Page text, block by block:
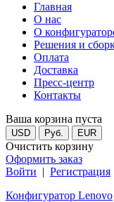
Главная
О нас
О
Решения и
Оплата
Доставка
Пресс-центр
Контакты
Ваша корзина пуста
USD Руб. EUR
Очистить корзину
Оформить заказ
Войти | Регистрация
Конфигуратор Lenovo